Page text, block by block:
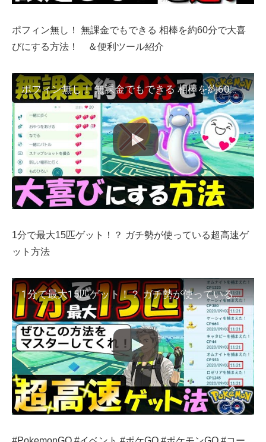
ポフィン無し！ 無課金でもできる 相棒を約60分で大喜
びにする方法！ ＆便利ツール紹介
ポフィン無し！ 無課金でもできる 相棒を約60分で大喜びにする方法！ ＆便利ツール紹介【ポケモンGO】
1分で最大15匹ゲット！？ ガチ勢が使っている超高速ゲ
ット方法
1分で最大15匹ゲット！？ ガチ勢が使っている超高速ゲット方法を紹介します【ポケモンGO】